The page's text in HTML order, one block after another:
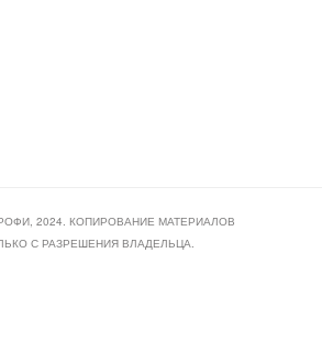
2024. КОПИРОВАНИЕ МАТЕРИАЛОВ
С РАЗРЕШЕНИЯ ВЛАДЕЛЬЦА.